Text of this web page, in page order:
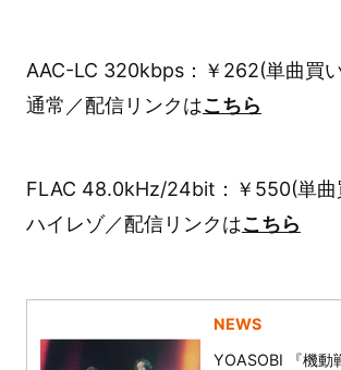
AAC-LC 320kbps：￥262(単曲買
通常／配信リンクはこちら
FLAC 48.0kHz/24bit：￥550(単曲
ハイレゾ／配信リンクはこちら
NEWS
YOASOBI 『機動